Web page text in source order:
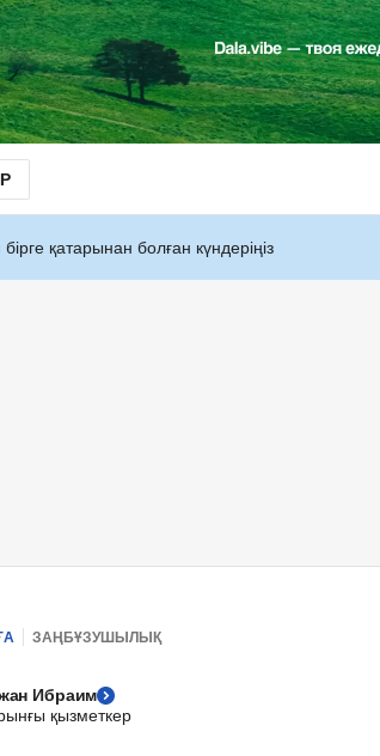
бірге қатарынан болған күндеріңіз
ЗАҢБҰЗУШЫЛЫҚ
Ибраим
қызметкер